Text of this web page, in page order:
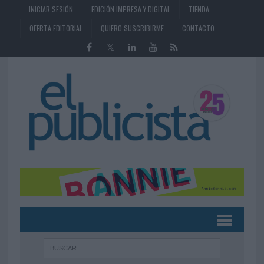
INICIAR SESIÓN EDICIÓN IMPRESA Y DIGITAL
TIENDA
OFERTA EDITORIAL
QUIERO SUSCRIBIRME CONTACTO